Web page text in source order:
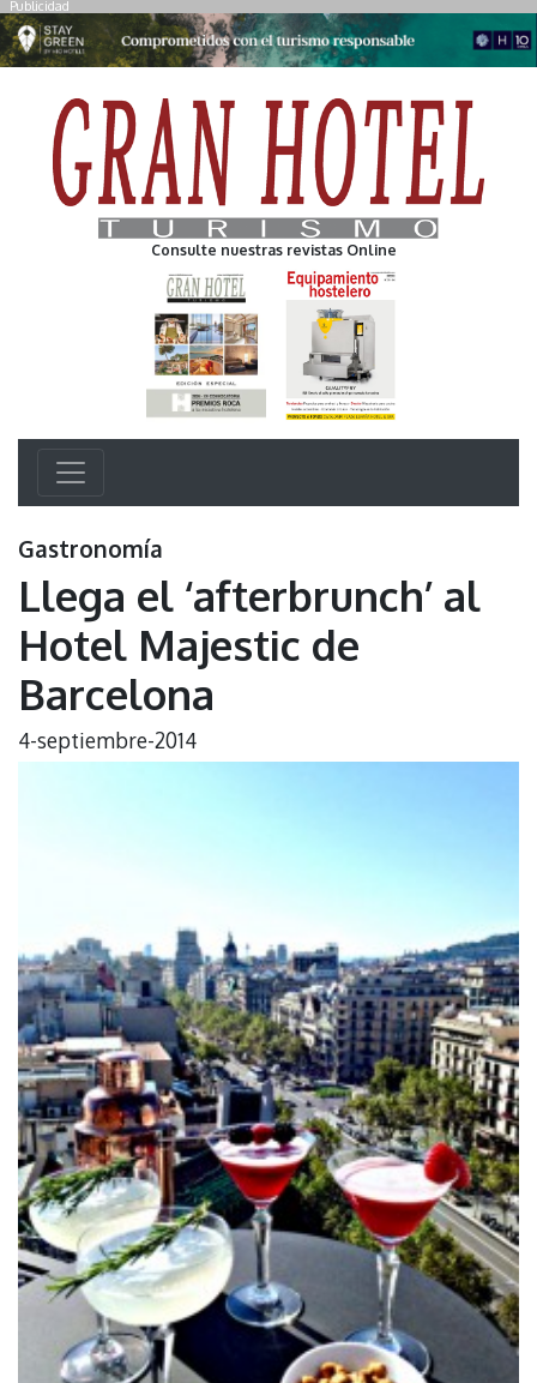
Publicidad
Consulte nuestras revistas Online
Gastronomía
Llega el ‘afterbrunch’ al
Hotel Majestic de
Barcelona
4-septiembre-2014